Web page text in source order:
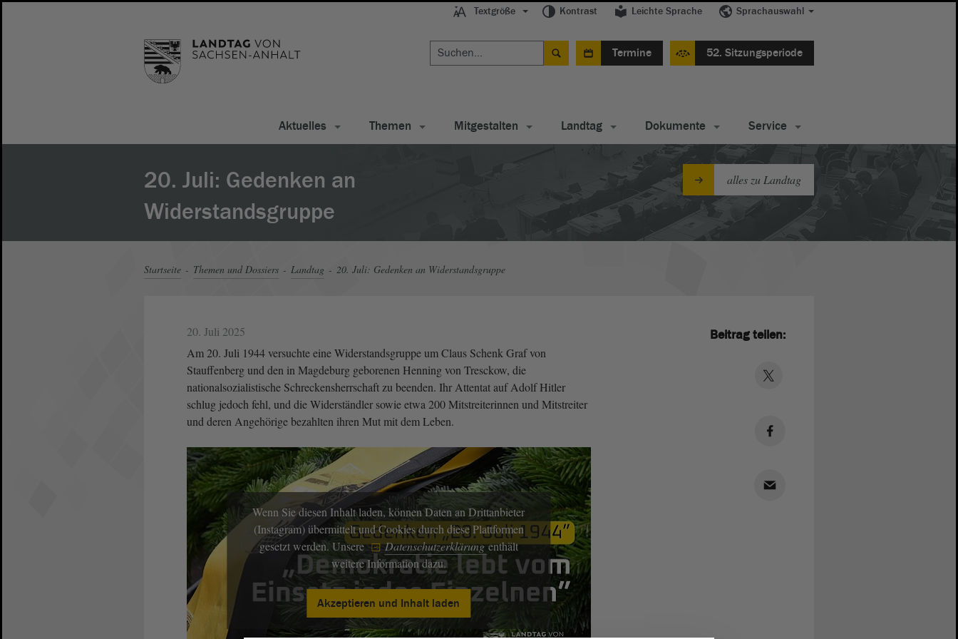
Textgröße Kontrast Leichte Sprache Sprachauswahl
Termine 52. Sitzungsperiode
Aktuelles Themen Mitgestalten Landtag Dokumente Service
20. Juli: Gedenken an
Widerstandsgruppe
alles zu Landtag
Startseite Themen und Dossiers Landtag 20. Juli: Gedenken an Widerstandsgruppe
20. Juli 2025
Am 20. Juli 1944 versuchte eine Widerstandsgruppe um Claus Schenk Graf von
Stauffenberg und den in Magdeburg geborenen Henning von Tresckow, die
nationalsozialistische Schreckensherrschaft zu beenden. Ihr Attentat auf Adolf Hitler
schlug jedoch fehl, und die Widerständler sowie etwa 200 Mitstreiterinnen und Mitstreiter
und deren Angehörige bezahlten ihren Mut mit dem Leben.
Wenn Sie diesen Inhalt laden, können Daten an Drittanbieter
(Instagram) übermittelt und Cookies durch diese Plattformen
gesetzt werden. Unsere
Datenschutzerklärungenthält
weitere Information dazu.
Akzeptieren und Inhalt laden
Beitrag teilen: